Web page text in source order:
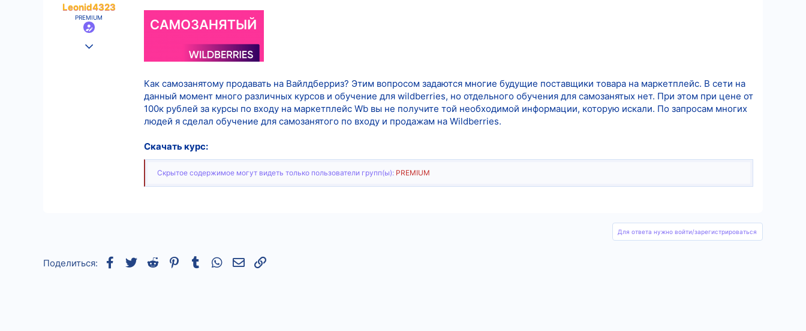
Leonid4323
PREMIUM
Как самозанятому продавать на Вайлдберриз? Этим вопросом задаются многие будущие поставщики товара на маркетплейс. В сети на
данный момент много различных курсов и обучение для wildberries, но отдельного обучения для самозанятых нет. При этом при цене от
100к рублей за курсы по входу на маркетплейс Wb вы не получите той необходимой информации, которую искали. По запросам многих
людей я сделал обучение для самозанятого по входу и продажам на Wildberries.
Скачать курс:
Скрытое содержимое могут видеть только пользователи групп(ы): PREMIUM
Для ответа нужно войти/зарегистрироваться
Поделиться: Facebook
TwitterReddit Pinterest
TumblrWhatsAppЭлектронная почта
Ссылка